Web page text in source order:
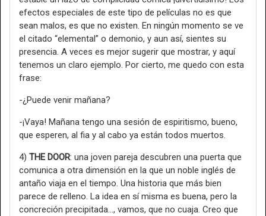
efectos especiales de este tipo de películas no es que
sean malos, es que no existen. En ningún momento se ve
el citado “elemental” o demonio, y aun así, sientes su
presencia. A veces es mejor sugerir que mostrar, y aquí
tenemos un claro ejemplo. Por cierto, me quedo con esta
frase:
-¿Puede venir mañana?
-¡Vaya! Mañana tengo una sesión de espiritismo, bueno,
que esperen, al fia y al cabo ya están todos muertos.
4) THE DOOR: una joven pareja descubren una puerta que
comunica a otra dimensión en la que un noble inglés de
antaño viaja en el tiempo. Una historia que más bien
parece de relleno. La idea en sí misma es buena, pero la
concreción precipitada…, vamos, que no cuaja. Creo que